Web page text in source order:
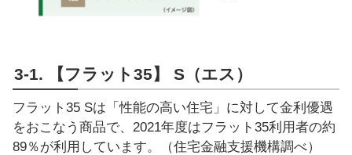
3-1. 【フラット35】 S（エス）
フラット35 Sは「性能の高い住宅」に対して金利優遇
をおこなう商品で、2021年度はフラット35利用者の約
89％が利用しています。（住宅金融支援機構調べ）